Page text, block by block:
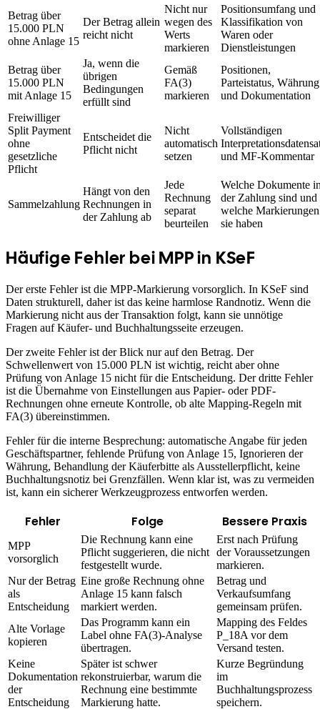
Betrag über
15.000 PLN
ohne Anlage 15
Der Betrag allein
reicht nicht
Nicht nur
wegen des
Werts
markieren
Positionsumfang und
Klassifikation von
Waren oder
Dienstleistungen
Betrag über
15.000 PLN
mit Anlage 15
Ja, wenn die
übrigen
Bedingungen
erfüllt sind
Gemäß
FA(3)
markieren
Positionen,
Parteistatus, Währung
und Dokumentation
Freiwilliger
Split Payment
ohne
gesetzliche
Pflicht
Entscheidet die
Pflicht nicht
Nicht
automatisch
setzen
Vollständigen
und MF-Kommentar
Sammelzahlung
Hängt von den
Rechnungen in
der Zahlung ab
Jede
Rechnung
separat
beurteilen
Welche Dokumente
der Zahlung sind und
welche Markierungen
sie haben
Häufige Fehler bei MPP in KSeF
Der erste Fehler ist die MPP-Markierung vorsorglich. In KSeF sind
Daten strukturell, daher ist das keine harmlose Randnotiz. Wenn die
Markierung nicht aus der Transaktion folgt, kann sie unnötige
Fragen auf Käufer- und Buchhaltungsseite erzeugen.
Der zweite Fehler ist der Blick nur auf den Betrag. Der
Schwellenwert von 15.000 PLN ist wichtig, reicht aber ohne
Prüfung von Anlage 15 nicht für die Entscheidung. Der dritte Fehler
ist die Übernahme von Einstellungen aus Papier- oder PDF-
Rechnungen ohne erneute Kontrolle, ob alte Mapping-Regeln mit
FA(3) übereinstimmen.
Fehler für die interne Besprechung: automatische Angabe für jeden
Geschäftspartner, fehlende Prüfung von Anlage 15, Ignorieren der
Währung, Behandlung der Käuferbitte als Ausstellerpflicht, keine
Buchhaltungsnotiz bei Grenzfällen. Wenn klar ist, was zu vermeiden
ist, kann ein sicherer Werkzeugprozess entworfen werden.
Fehler Folge Bessere Praxis
MPP
vorsorglich
Die Rechnung kann eine
Pflicht suggerieren, die nicht
festgestellt wurde.
Erst nach Prüfung
der Voraussetzungen
markieren.
Nur der Betrag
als
Entscheidung
Eine große Rechnung ohne
Anlage 15 kann falsch
markiert werden.
Betrag und
Verkaufsumfang
gemeinsam prüfen.
Alte Vorlage
kopieren
Das Programm kann ein
Label ohne FA(3)-Analyse
übertragen.
Mapping des Feldes
P_18A vor dem
Versand testen.
Keine
Dokumentation
der
Entscheidung
Später ist schwer
rekonstruierbar, warum die
Rechnung eine bestimmte
Markierung hatte.
Kurze Begründung
im
Buchhaltungsprozess
speichern.